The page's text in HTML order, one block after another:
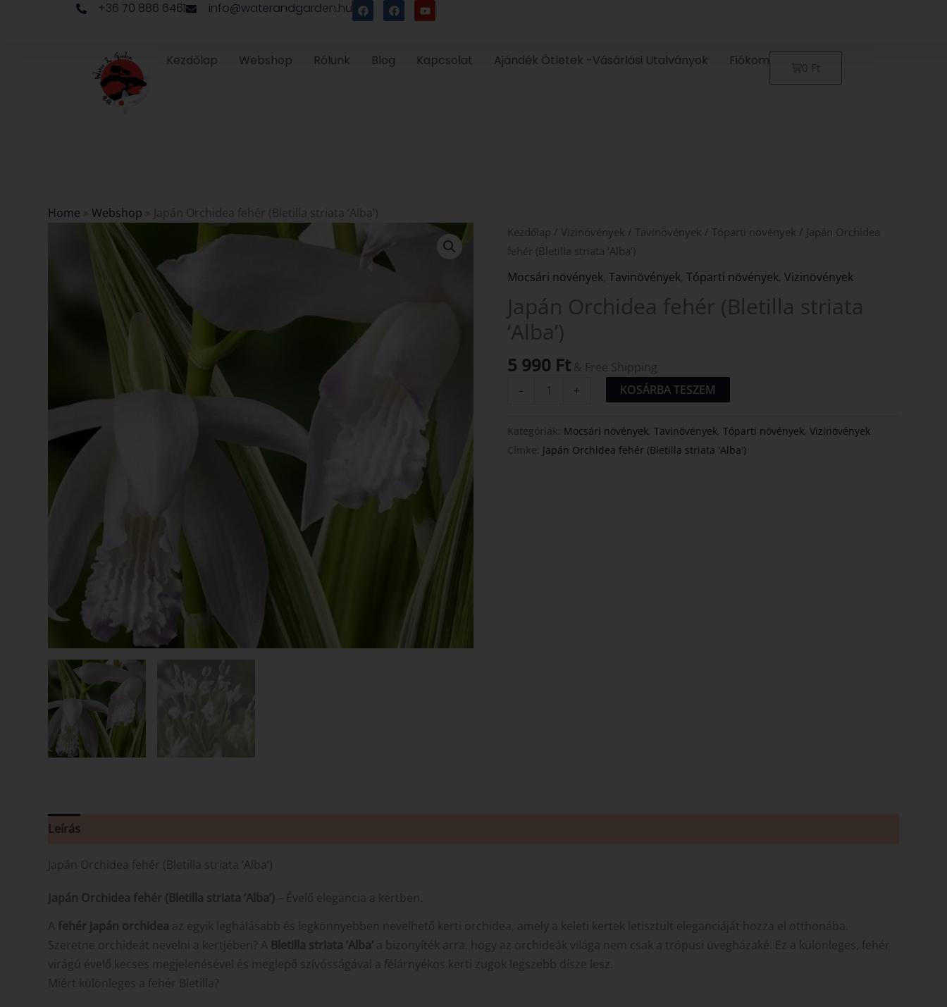
+36 70 886 6461 info@waterandgarden.hu F
a
c
F
a
c
o
o
Y
o
u
b
e
Kezdőlap Webshop Rólunk Blog Kapcsolat Ajándék Ötletek -Vásárlási Utalványok Fiókom 0 Ft
Kosár
Home » Webshop » Japán Orchidea fehér (Bletilla striata ‘Alba’)
Kezdőlap / Vizinövények /Tavinövények /Tóparti növények / Japán Orchidea
fehér (Bletilla striata ‘Alba’)
Mocsári növények ,Tavinövények ,Tóparti növények ,Vizinövények
Japán Orchidea fehér (Bletilla striata
‘Alba’)
5 990 Ft & Free Shipping
-
Japán
Orchidea
fehér
striata
'Alba')
mennyiség
+ KOSÁRBA TESZEM
Kategóriák: Mocsári növények,Tavinövények,Tóparti növények,Vizinövények
Címke: Japán Orchidea fehér (Bletilla striata 'Alba')
Leírás
Japán Orchidea fehér (Bletilla striata ‘Alba’)
Japán Orchidea fehér (Bletilla striata ‘Alba’) – Évelő elegancia a kertben.
A fehér japán orchidea az egyik leghálásabb és legkönnyebben nevelhető kerti orchidea, amely a keleti kertek letisztult eleganciáját hozza el otthonába.
Szeretne orchideát nevelni a kertjében? A Bletilla striata ‘Alba’ a bizonyíték arra, hogy az orchideák világa nem csak a trópusi üvegházaké. Ez a különleges, fehér
virágú évelő kecses megjelenésével és meglepő szívósságával a félárnyékos kerti zugok legszebb dísze lesz.
Miért különleges a fehér Bletilla?